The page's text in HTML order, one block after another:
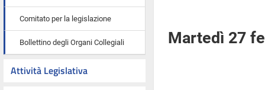
Comitato per la legislazione
Bollettino degli Organi Collegiali
Attività Legislativa
Martedì 27